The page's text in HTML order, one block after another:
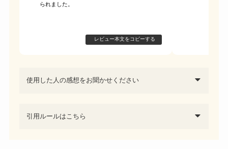
られました。
レビュー本文をコピーする
使用した人の感想をお聞かせください
引用ルールはこちら